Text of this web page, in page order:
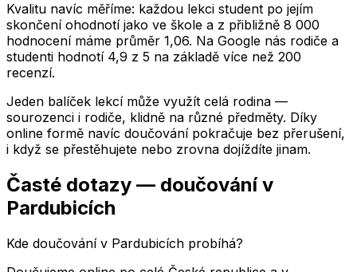
Kvalitu navíc měříme: každou lekci student po jejím
skončení ohodnotí jako ve škole a z přibližně 8 000
hodnocení máme průměr 1,06. Na Google nás rodiče a
studenti hodnotí 4,9 z 5 na základě více než 200
recenzí.
Jeden balíček lekcí může využít celá rodina —
sourozenci i rodiče, klidně na různé předměty. Díky
online formě navíc doučování pokračuje bez přerušení,
i když se přestěhujete nebo zrovna dojíždíte jinam.
Časté dotazy — doučovánív
Pardubicích
Kde doučování v Pardubicích probíhá?